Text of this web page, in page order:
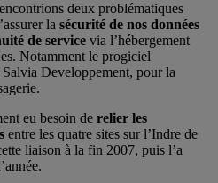
deux problématiques
la sécurité de nos données
de service via l’hébergement
Notamment le progiciel
Developpement, pour la
eu besoin de relier les
entre les quatre sites sur l’Indre de
liaison à la fin 2007, puis l’a